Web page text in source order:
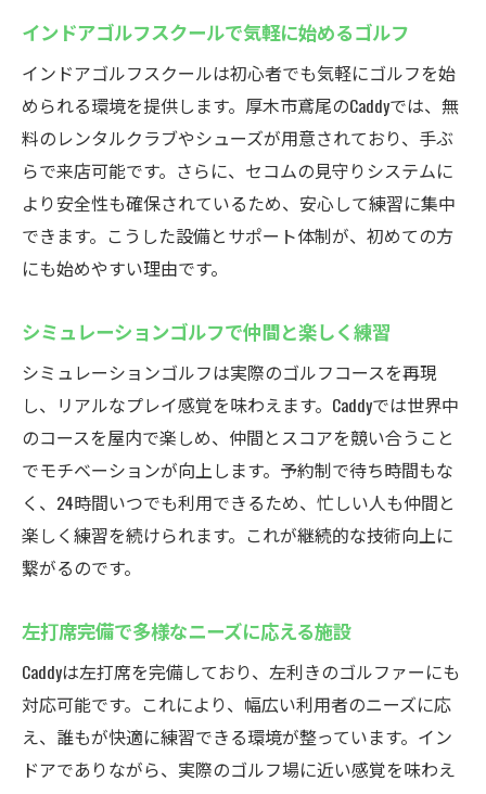
インドアゴルフスクールで気軽に始めるゴルフ
インドアゴルフスクールは初心者でも気軽にゴルフを始
められる環境を提供します。厚木市鳶尾のCaddyでは、無
料のレンタルクラブやシューズが用意されており、手ぶ
らで来店可能です。さらに、セコムの見守りシステムに
より安全性も確保されているため、安心して練習に集中
できます。こうした設備とサポート体制が、初めての方
にも始めやすい理由です。
シミュレーションゴルフで仲間と楽しく練習
シミュレーションゴルフは実際のゴルフコースを再現
し、リアルなプレイ感覚を味わえます。Caddyでは世界中
のコースを屋内で楽しめ、仲間とスコアを競い合うこと
でモチベーションが向上します。予約制で待ち時間もな
く、24時間いつでも利用できるため、忙しい人も仲間と
楽しく練習を続けられます。これが継続的な技術向上に
繋がるのです。
左打席完備で多様なニーズに応える施設
Caddyは左打席を完備しており、左利きのゴルファーにも
対応可能です。これにより、幅広い利用者のニーズに応
え、誰もが快適に練習できる環境が整っています。イン
ドアでありながら、実際のゴルフ場に近い感覚を味わえ